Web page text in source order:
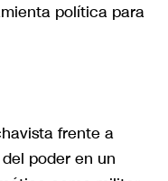
política para
frente a
poder en un